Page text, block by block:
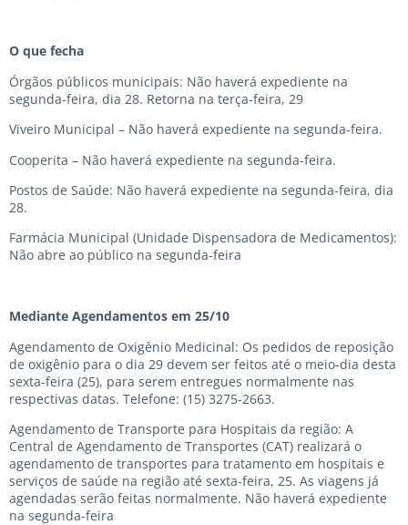
O que fecha
Órgãos públicos municipais: Não haverá expediente na
segunda-feira, dia 28. Retorna na terça-feira, 29
Viveiro Municipal – Não haverá expediente na segunda-feira.
Cooperita – Não haverá expediente na segunda-feira.
Postos de Saúde: Não haverá expediente na segunda-feira, dia
28.
Farmácia Municipal (Unidade Dispensadora de Medicamentos):
Não abre ao público na segunda-feira
Mediante Agendamentos em 25/10
Agendamento de Oxigênio Medicinal: Os pedidos de reposição
de oxigênio para o dia 29 devem ser feitos até o meio-dia desta
sexta-feira (25), para serem entregues normalmente nas
respectivas datas. Telefone: (15) 3275-2663.
Agendamento de Transporte para Hospitais da região: A
Central de Agendamento de Transportes (CAT) realizará o
agendamento de transportes para tratamento em hospitais e
serviços de saúde na região até sexta-feira, 25. As viagens já
agendadas serão feitas normalmente. Não haverá expediente
na segunda-feira